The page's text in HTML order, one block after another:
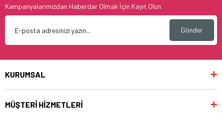
Kampanyalarımızdan Haberdar Olmak İçin Kayıt Olun
Gönder
KURUMSAL
MÜŞTERİ HİZMETLERİ